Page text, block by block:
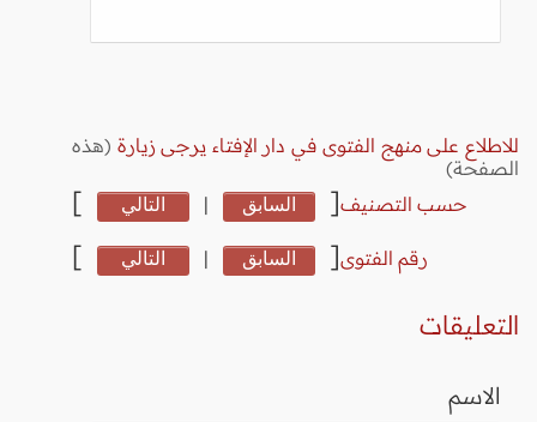
للاطلاع على منهج الفتوى في دار الإفتاء يرجى زيارة (هذه
الصفحة)
حسب التصنيف[ السابق | التالي ]
رقم الفتوى[ السابق | التالي ]
التعليقات
الاسم